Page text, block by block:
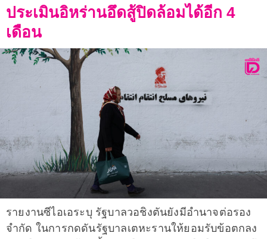
ประเมินอิหร่านอึดสู้ปิดล้อมได้อีก 4
เดือน
รายงานซีไอเอระบุ รัฐบาลวอชิงตันยังมีอำนาจต่อรอง
จำกัด ในการกดดันรัฐบาลเตหะรานให้ยอมรับข้อตกลง